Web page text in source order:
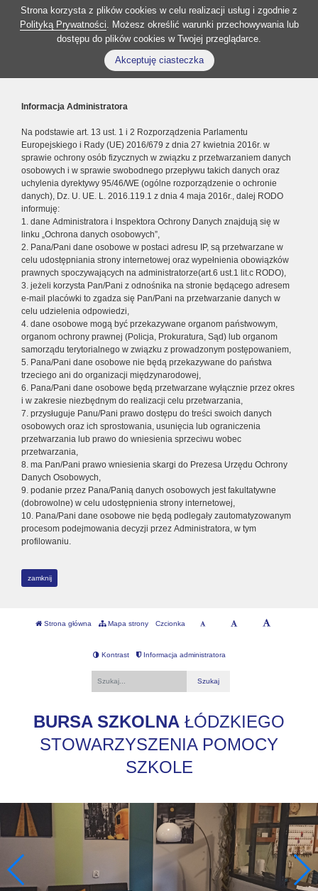
Strona korzysta z plików cookies w celu realizacji usług i zgodnie z
Polityką Prywatności. Możesz określić warunki przechowywania lub
dostępu do plików cookies w Twojej przeglądarce.
Akceptuję ciasteczka
Informacja Administratora
Na podstawie art. 13 ust. 1 i 2 Rozporządzenia Parlamentu
Europejskiego i Rady (UE) 2016/679 z dnia 27 kwietnia 2016r. w
sprawie ochrony osób fizycznych w związku z przetwarzaniem danych
osobowych i w sprawie swobodnego przepływu takich danych oraz
uchylenia dyrektywy 95/46/WE (ogólne rozporządzenie o ochronie
danych), Dz. U. UE. L. 2016.119.1 z dnia 4 maja 2016r., dalej RODO
informuję:
1. dane Administratora i Inspektora Ochrony Danych znajdują się w
linku „Ochrona danych osobowych”,
2. Pana/Pani dane osobowe w postaci adresu IP, są przetwarzane w
celu udostępniania strony internetowej oraz wypełnienia obowiązków
prawnych spoczywających na administratorze(art.6 ust.1 lit.c RODO),
3. jeżeli korzysta Pan/Pani z odnośnika na stronie będącego adresem
e-mail placówki to zgadza się Pan/Pani na przetwarzanie danych w
celu udzielenia odpowiedzi,
4. dane osobowe mogą być przekazywane organom państwowym,
organom ochrony prawnej (Policja, Prokuratura, Sąd) lub organom
samorządu terytorialnego w związku z prowadzonym postępowaniem,
5. Pana/Pani dane osobowe nie będą przekazywane do państwa
trzeciego ani do organizacji międzynarodowej,
6. Pana/Pani dane osobowe będą przetwarzane wyłącznie przez okres
i w zakresie niezbędnym do realizacji celu przetwarzania,
7. przysługuje Panu/Pani prawo dostępu do treści swoich danych
osobowych oraz ich sprostowania, usunięcia lub ograniczenia
przetwarzania lub prawo do wniesienia sprzeciwu wobec
przetwarzania,
8. ma Pan/Pani prawo wniesienia skargi do Prezesa Urzędu Ochrony
Danych Osobowych,
9. podanie przez Pana/Panią danych osobowych jest fakultatywne
(dobrowolne) w celu udostępnienia strony internetowej,
10. Pana/Pani dane osobowe nie będą podlegały zautomatyzowanym
procesom podejmowania decyzji przez Administratora, w tym
profilowaniu.
zamknij
Strona główna Mapa strony Czcionka
Kontrast Informacja administratora
BURSA SZKOLNA ŁÓDZKIEGO
STOWARZYSZENIA POMOCY
SZKOLE